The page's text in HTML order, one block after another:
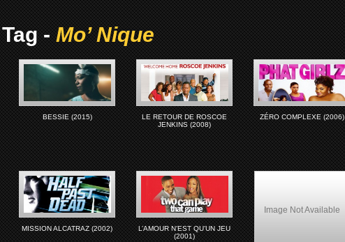
-Mo’ Nique
BESSIE (2015)
LE RETOUR DE ROSCOE
JENKINS (2008)
ZÉRO COMPLEXE (2006)
MISSION ALCATRAZ (2002)
L’AMOUR N’EST QU’UN JEU
(2001)
Image Not Available